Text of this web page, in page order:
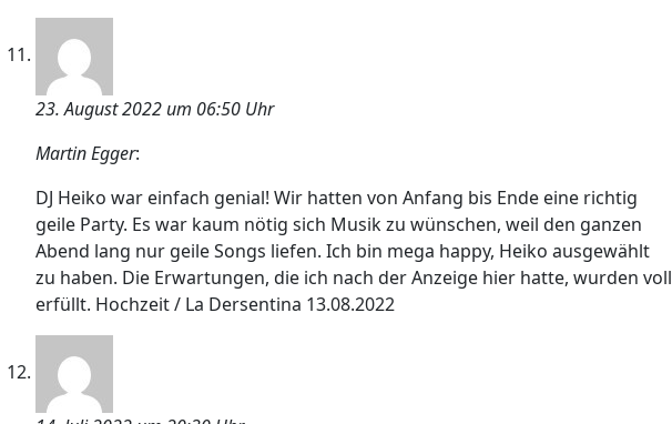
23. August 2022 um 06:50 Uhr
Martin Egger:
DJ Heiko war einfach genial! Wir hatten von Anfang bis Ende eine richtig
geile Party. Es war kaum nötig sich Musik zu wünschen, weil den ganzen
Abend lang nur geile Songs liefen. Ich bin mega happy, Heiko ausgewählt
zu haben. Die Erwartungen, die ich nach der Anzeige hier hatte, wurden voll
erfüllt. Hochzeit / La Dersentina 13.08.2022